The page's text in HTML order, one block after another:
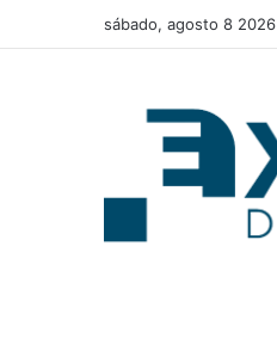
sábado, agosto 8 2026